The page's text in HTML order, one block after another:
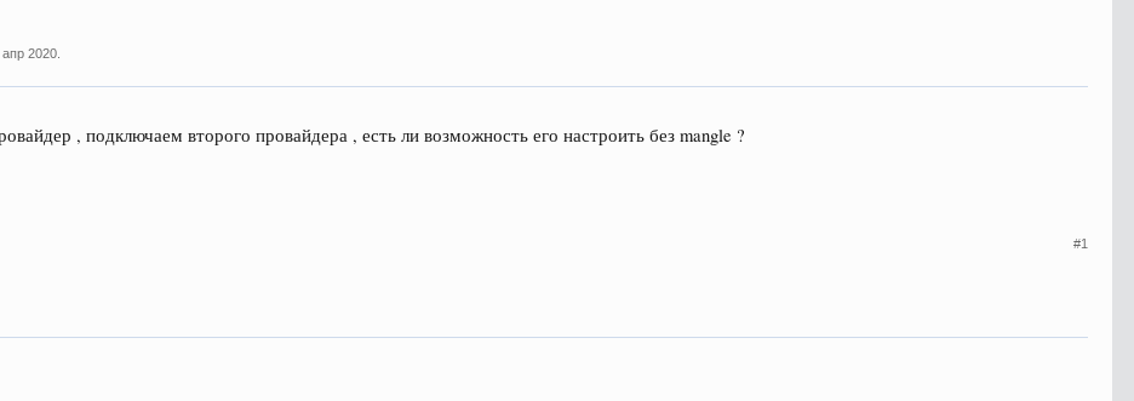
апр 2020
, подключаем второго провайдера , есть ли возможность его настроить без mangle ?
#1